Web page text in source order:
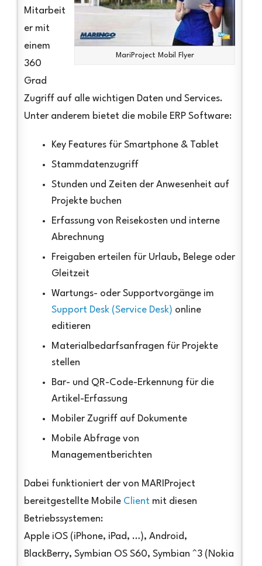
MariProject Mobil Flyer
Mitarbeit
er mit
einem
360
Grad
Zugriff auf alle wichtigen Daten und Services.
Unter anderem bietet die mobile ERP Software:
Key Features für Smartphone & Tablet
Stammdatenzugriff
Stunden und Zeiten der Anwesenheit auf
Projekte buchen
Erfassung von Reisekosten und interne
Abrechnung
Freigaben erteilen für Urlaub, Belege oder
Gleitzeit
Wartungs- oder Supportvorgänge im
Support Desk (Service Desk) online
editieren
Materialbedarfsanfragen für Projekte
stellen
Bar- und QR-Code-Erkennung für die
Artikel-Erfassung
Mobiler Zugriff auf Dokumente
Mobile Abfrage von
Managementberichten
Dabei funktioniert der von MARIProject
bereitgestellte Mobile Client mit diesen
Betriebssystemen:
Apple iOS (iPhone, iPad, …), Android,
BlackBerry, Symbian OS S60, Symbian ^3 (Nokia